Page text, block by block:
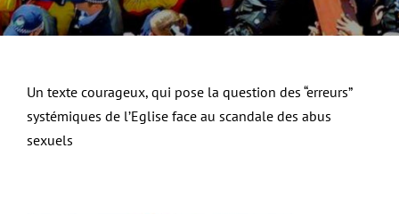
Un texte courageux, qui pose la question des “erreurs”
systémiques de l’Eglise face au scandale des abus
sexuels